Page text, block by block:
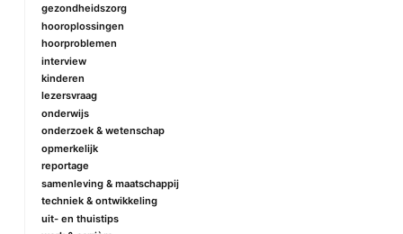
Naam*
E-mail*
gezondheidszorg
hooroplossingen
hoorproblemen
interview
kinderen
lezersvraag
onderwijs
onderzoek & wetenschap
opmerkelijk
reportage
samenleving & maatschappij
techniek & ontwikkeling
uit- en thuistips